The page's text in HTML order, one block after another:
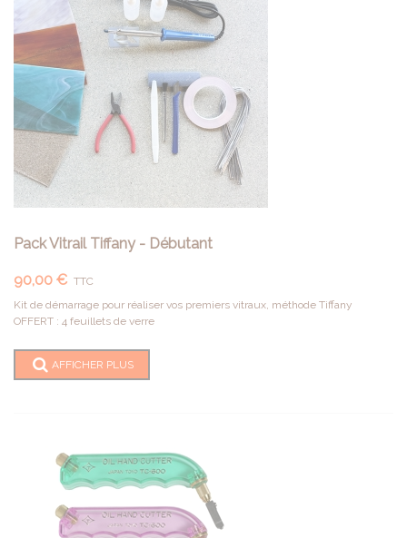
Pack Vitrail Tiffany - Débutant
90,00 € TTC
Kit de démarrage pour réaliser vos premiers vitraux, méthode Tiffany
OFFERT : 4 feuillets de verre
AFFICHER PLUS